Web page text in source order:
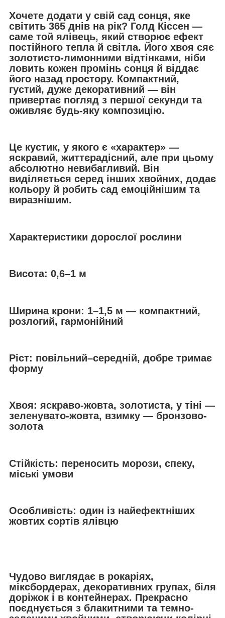
Хочете додати у свій сад сонця, яке
світить 365 днів на рік? Голд Кіссен —
саме той ялівець, який створює ефект
постійного тепла й світла. Його хвоя сяє
золотисто-лимонними відтінками, ніби
ловить кожен промінь сонця й віддає
його назад простору. Компактний,
густий, дуже декоративний — він
привертає погляд з першої секунди та
оживляє будь-яку композицію.
Це кустик, у якого є «характер» —
яскравий, життєрадісний, але при цьому
абсолютно невибагливий. Він
виділяється серед інших хвойних, додає
кольору й робить сад емоційнішим та
виразнішим.
Характеристики дорослої рослини
Висота: 0,6–1 м
Ширина крони: 1–1,5 м — компактний,
розлогий, гармонійний
Ріст: повільний–середній, добре тримає
форму
Хвоя: яскраво-жовта, золотиста, у тіні —
зеленувато-жовта, взимку — бронзово-
золота
Стійкість: переносить морози, спеку,
міські умови
Особливість: один із найефектніших
жовтих сортів ялівцю
Чудово виглядає в рокаріях,
міксбордерах, декоративних групах, біля
доріжок і в контейнерах. Прекрасно
поєднується з блакитними та темно-